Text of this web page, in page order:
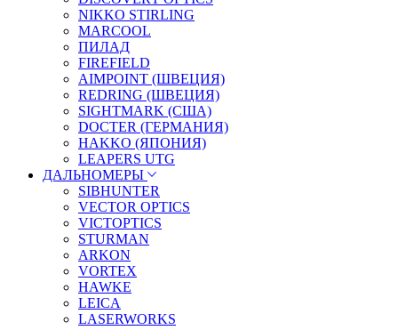
NIKKO STIRLING
MARCOOL
ПИЛАД
FIREFIELD
AIMPOINT (ШВЕЦИЯ)
REDRING (ШВЕЦИЯ)
SIGHTMARK (США)
DOCTER (ГЕРМАНИЯ)
HAKKO (ЯПОНИЯ)
LEAPERS UTG
ДАЛЬНОМЕРЫ
SIBHUNTER
VECTOR OPTICS
VICTOPTICS
STURMAN
ARKON
VORTEX
HAWKE
LEICA
LASERWORKS